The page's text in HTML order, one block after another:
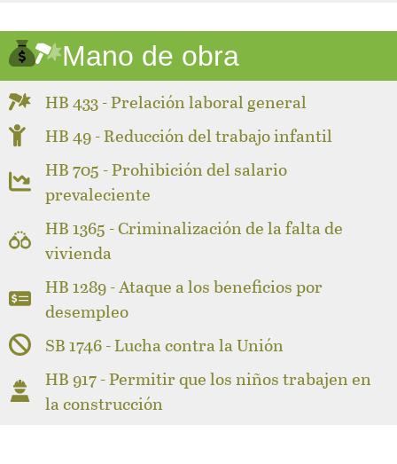
Mano de obra
HB 433 - Prelación laboral general
HB 49 - Reducción del trabajo infantil
HB 705 - Prohibición del salario
prevaleciente
HB 1365 - Criminalización de la falta de
vivienda
HB 1289 - Ataque a los beneficios por
desempleo
SB 1746 - Lucha contra la Unión
HB 917 - Permitir que los niños trabajen en
la construcción